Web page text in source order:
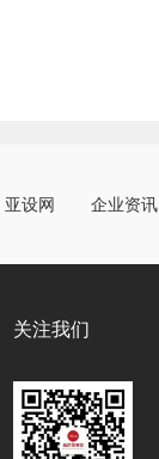
亚设网 企业资讯
关注我们